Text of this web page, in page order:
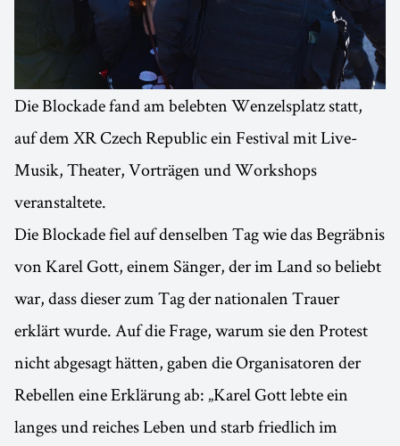
Die Blockade fand am belebten Wenzelsplatz statt,
auf dem XR Czech Republic ein Festival mit Live-
Musik, Theater, Vorträgen und Workshops
veranstaltete.
Die Blockade fiel auf denselben Tag wie das Begräbnis
von Karel Gott, einem Sänger, der im Land so beliebt
war, dass dieser zum Tag der nationalen Trauer
erklärt wurde. Auf die Frage, warum sie den Protest
nicht abgesagt hätten, gaben die Organisatoren der
Rebellen eine Erklärung ab: „Karel Gott lebte ein
langes und reiches Leben und starb friedlich im